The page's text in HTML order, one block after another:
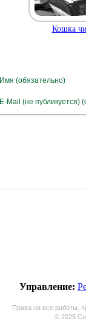
Кошка
Имя (обязательно)
E-Mail (не публикуется)
Управление:
Права на все работы,
© 2025